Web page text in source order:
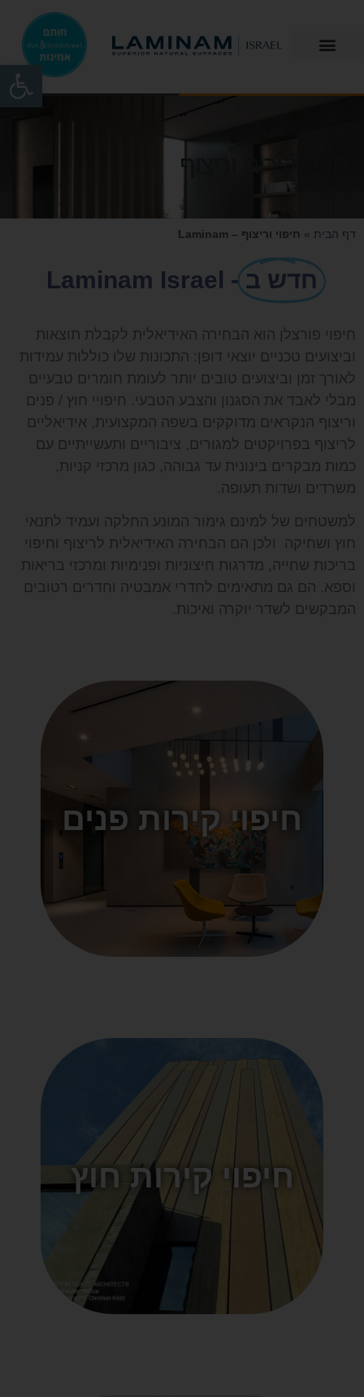
חיפוי קירות וריצוף
דף הבית » חיפוי וריצוף – Laminam
חדש ב - Laminam Israel
חיפוי פורצלן הוא הבחירה האידיאלית לקבלת תוצאות
וביצועים טכניים יוצאי דופן: התכונות שלו כוללות עמידות
לאורך זמן וביצועים טובים יותר לעומת חומרים טבעיים
מבלי לאבד את הסגנון והצבע הטבעי. חיפויי חוץ / פנים
וריצוף הנקראים מדוקקים בשפה המקצועית, אידיאליים
לריצוף בפרויקטים למגורים, ציבוריים ותעשייתיים עם
כמות מבקרים בינונית עד גבוהה, כגון מרכזי קניות,
משרדים ושדות תעופה.
למשטחים של למינם גימור המונע החלקה ועמיד לתנאי
חוץ ושחיקה ולכן הם הבחירה האידיאלית לריצוף וחיפוי
בריכות שחייה, מדרגות חיצוניות ופנימיות ומרכזי בריאות
וספא. הם גם מתאימים לחדרי אמבטיה וחדרים רטובים
המבקשים לשדר יוקרה ואיכות.
חיפוי קירות פנים
חיפוי קירות חוץ